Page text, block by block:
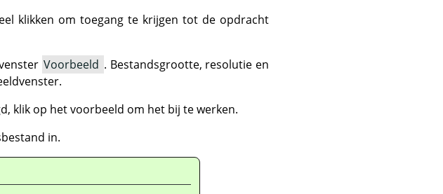
klikken om toegang te krijgen tot de opdracht
Voorbeeld . Bestandsgrootte, resolutie en
klik op het voorbeeld om het bij te werken.
in.